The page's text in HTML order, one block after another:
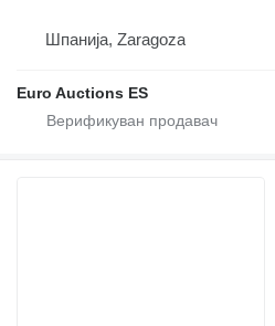
Шпанија, Zaragoza
Euro Auctions ES